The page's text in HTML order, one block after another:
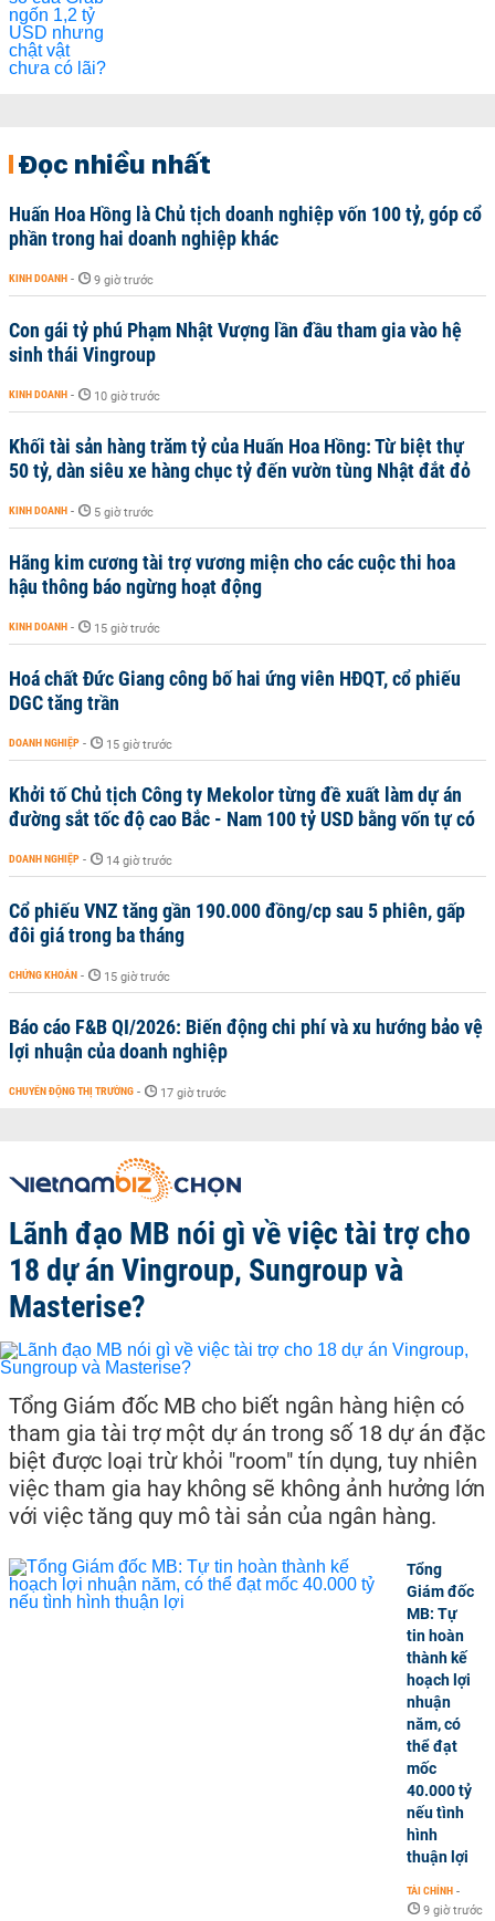
Đọc nhiều nhất
Huấn Hoa Hồng là Chủ tịch doanh nghiệp vốn 100 tỷ, góp cổ
phần trong hai doanh nghiệp khác
KINH DOANH - 9 giờ trước
Con gái tỷ phú Phạm Nhật Vượng lần đầu tham gia vào hệ
sinh thái Vingroup
KINH DOANH - 10 giờ trước
Khối tài sản hàng trăm tỷ của Huấn Hoa Hồng: Từ biệt thự
50 tỷ, dàn siêu xe hàng chục tỷ đến vườn tùng Nhật đắt đỏ
KINH DOANH - 5 giờ trước
Hãng kim cương tài trợ vương miện cho các cuộc thi hoa
hậu thông báo ngừng hoạt động
KINH DOANH - 15 giờ trước
Hoá chất Đức Giang công bố hai ứng viên HĐQT, cổ phiếu
DGC tăng trần
DOANH NGHIỆP - 15 giờ trước
Khởi tố Chủ tịch Công ty Mekolor từng đề xuất làm dự án
đường sắt tốc độ cao Bắc - Nam 100 tỷ USD bằng vốn tự có
DOANH NGHIỆP - 14 giờ trước
Cổ phiếu VNZ tăng gần 190.000 đồng/cp sau 5 phiên, gấp
đôi giá trong ba tháng
CHỨNG KHOÁN - 15 giờ trước
Báo cáo F&B QI/2026: Biến động chi phí và xu hướng bảo vệ
lợi nhuận của doanh nghiệp
CHUYỂN ĐỘNG THỊ TRƯỜNG - 17 giờ trước
Lãnh đạo MB nói gì về việc tài trợ cho
18 dự án Vingroup, Sungroup và
Masterise?
Tổng Giám đốc MB cho biết ngân hàng hiện có
tham gia tài trợ một dự án trong số 18 dự án đặc
biệt được loại trừ khỏi "room" tín dụng, tuy nhiên
việc tham gia hay không sẽ không ảnh hưởng lớn
với việc tăng quy mô tài sản của ngân hàng.
Tổng
Giám đốc
MB: Tự
tin hoàn
thành kế
hoạch lợi
nhuận
năm, có
thể đạt
mốc
40.000 tỷ
nếu tình
hình
thuận lợi
TÀI CHÍNH -
9 giờ trước